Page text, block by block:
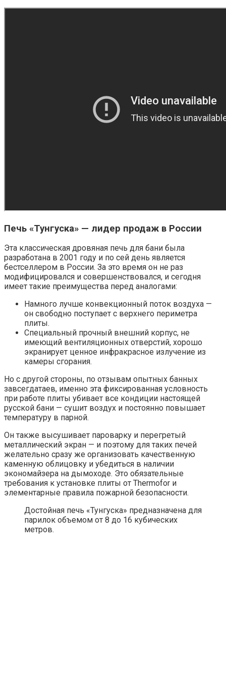
Печь «Тунгуска» — лидер продаж в России
Эта классическая дровяная печь для бани была
разработана в 2001 году и по сей день является
бестселлером в России. За это время он не раз
модифицировался и совершенствовался, и сегодня
имеет такие преимущества перед аналогами:
Намного лучше конвекционный поток воздуха —
он свободно поступает с верхнего периметра
плиты.
Специальный прочный внешний корпус, не
имеющий вентиляционных отверстий, хорошо
экранирует ценное инфракрасное излучение из
камеры сгорания.
Но с другой стороны, по отзывам опытных банных
завсегдатаев, именно эта фиксированная условность
при работе плиты убивает все кондиции настоящей
русской бани — сушит воздух и постоянно повышает
температуру в парной.
Он также высушивает пароварку и перегретый
металлический экран — и поэтому для таких печей
желательно сразу же организовать качественную
каменную облицовку и убедиться в наличии
экономайзера на дымоходе. Это обязательные
требования к установке плиты от Thermofor и
элементарные правила пожарной безопасности.
Достойная печь «Тунгуска» предназначена для
парилок объемом от 8 до 16 кубических
метров.